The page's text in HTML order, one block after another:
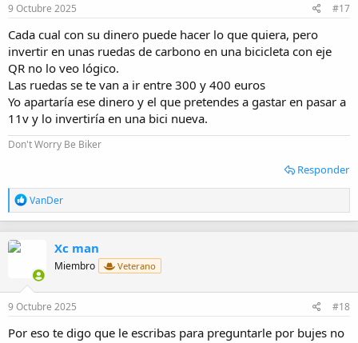
9 Octubre 2025 #17
Cada cual con su dinero puede hacer lo que quiera, pero
invertir en unas ruedas de carbono en una bicicleta con eje
QR no lo veo lógico.
Las ruedas se te van a ir entre 300 y 400 euros
Yo apartaría ese dinero y el que pretendes a gastar en pasar a
11v y lo invertiría en una bici nueva.
Don't Worry Be Biker
Responder
R
e
a
o
n
e
s
VanDer
Xc man
Miembro Veterano
9 Octubre 2025 #18
Por eso te digo que le escribas para preguntarle por bujes no